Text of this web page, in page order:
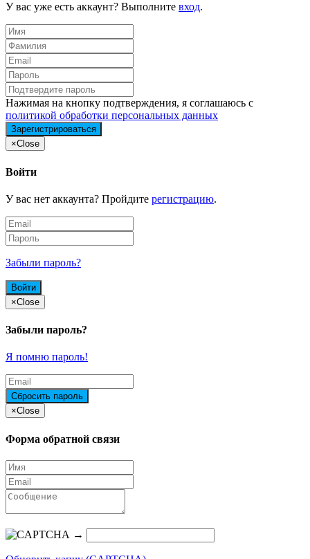
У вас уже есть аккаунт? Выполните вход.
Нажимая на кнопку подтверждения, я соглашаюсь с
политикой обработки персональных данных
×Close
Войти
У вас нет аккаунта? Пройдите регистрацию.
Забыли пароль?
×Close
Забыли пароль?
Я помню пароль!
×Close
Форма обратной связи
→